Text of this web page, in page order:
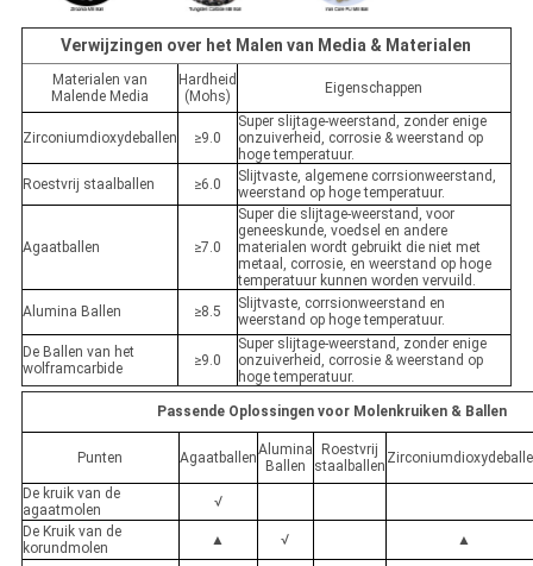
Verwijzingen over het Malen van Media & Materialen
Materialen van
Malende Media
Hardheid
(Mohs)
Eigenschappen
Zirconiumdioxydeballen ≥9.0
Super slijtage-weerstand, zonder enige
onzuiverheid, corrosie & weerstand op
hoge temperatuur.
Roestvrij staalballen
≥6.0
Slijtvaste, algemene corrsionweerstand,
weerstand op hoge temperatuur.
Agaatballen ≥7.0
Super die slijtage-weerstand, voor
geneeskunde, voedsel en andere
materialen wordt gebruikt die niet met
metaal, corrosie, en weerstand op hoge
temperatuur kunnen worden vervuild.
Alumina Ballen
≥8.5
Slijtvaste, corrsionweerstand en
weerstand op hoge temperatuur.
De Ballen van het
wolframcarbide
≥9.0
Super slijtage-weerstand, zonder enige
onzuiverheid, corrosie & weerstand op
hoge temperatuur.
Passende Oplossingen voor Molenkruiken & Ballen
Punten AgaatballenAlumina
Ballen
Roestvrij
staalballen
De kruik van de
agaatmolen
√
De Kruik van de
korundmolen
▲ √ ▲